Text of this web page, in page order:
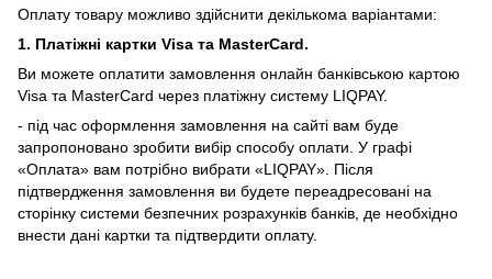
Оплату товару можливо здійснити декількома варіантами:
1. Платіжні картки Visa та MasterCard.
Ви можете оплатити замовлення онлайн банківською картою
Visa та MasterCard через платіжну систему LIQPAY.
- під час оформлення замовлення на сайті вам буде
запропоновано зробити вибір способу оплати. У графі
«Оплата» вам потрібно вибрати «LIQPAY». Після
підтвердження замовлення ви будете переадресовані на
сторінку системи безпечних розрахунків банків, де необхідно
внести дані картки та підтвердити оплату.